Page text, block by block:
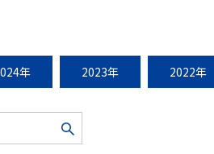
年 2023年 2022年